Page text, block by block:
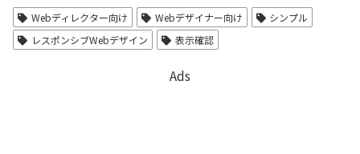
Webディレクター向け Webデザイナー向け
シンプル
レスポンシブWebデザイン
表示確認
Ads